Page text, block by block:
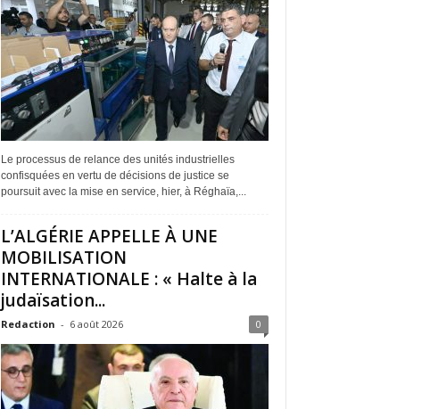
Le processus de relance des unités industrielles
confisquées en vertu de décisions de justice se
poursuit avec la mise en service, hier, à Réghaïa,...
L’ALGÉRIE APPELLE À UNE
MOBILISATION
INTERNATIONALE : « Halte à la
judaïsation...
Redaction - 6 août 2026 0